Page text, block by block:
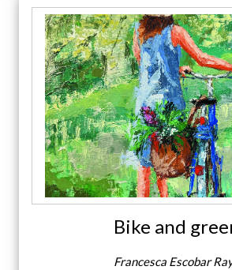
Bike and
Francesca Escobar